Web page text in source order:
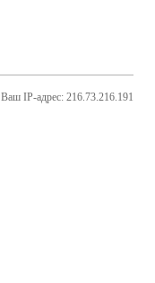
Ваш IP-адрес: 216.73.216.191